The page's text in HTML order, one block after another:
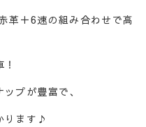
革＋6速の組み合わせで高
プが豊富で、
ります♪